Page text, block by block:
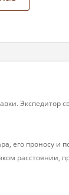
Экспедитор
его проносу